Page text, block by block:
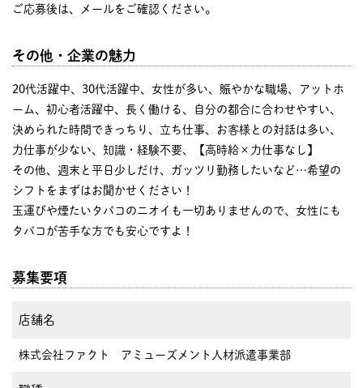
ご応募後は、メールをご確認ください。
その他・企業の魅力
20代活躍中、30代活躍中、女性が多い、賑やかな職場、アットホ
ーム、初心者活躍中、長く働ける、自分の都合に合わせやすい、
決められた時間できっちり、立ち仕事、お客様との対話は多い、
力仕事が少ない、知識・経験不要、【高時給×力仕事なし】
その他、週末と平日少しだけ、ガッツリ勤務したいなど…希望の
シフトをまずはお聞かせください！
玉運びや煙たいタバコのニオイも一切ありませんので、女性にも
タバコが苦手な方でも安心ですよ！
募集要項
店舗名
株式会社ファクト アミューズメント人材派遣事業部